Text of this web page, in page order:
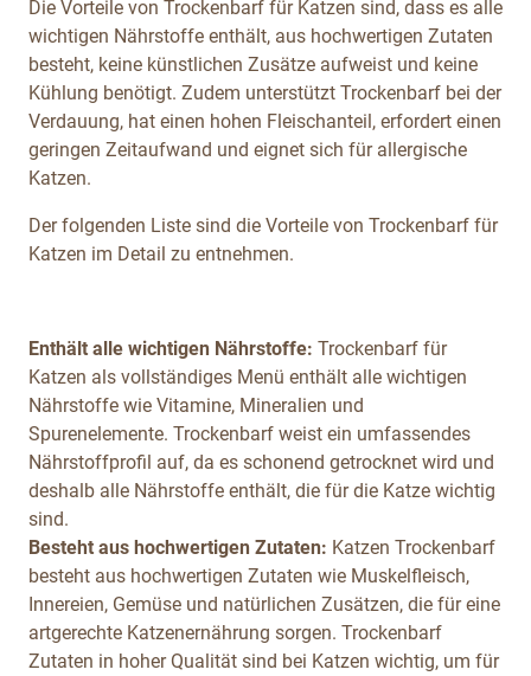
Die Vorteile von Trockenbarf für Katzen sind, dass es alle
wichtigen Nährstoffe enthält, aus hochwertigen Zutaten
besteht, keine künstlichen Zusätze aufweist und keine
Kühlung benötigt. Zudem unterstützt Trockenbarf bei der
Verdauung, hat einen hohen Fleischanteil, erfordert einen
geringen Zeitaufwand und eignet sich für allergische
Katzen.
Der folgenden Liste sind die Vorteile von Trockenbarf für
Katzen im Detail zu entnehmen.
Enthält alle wichtigen Nährstoffe: Trockenbarf für
Katzen als vollständiges Menü enthält alle wichtigen
Nährstoffe wie Vitamine, Mineralien und
Spurenelemente. Trockenbarf weist ein umfassendes
Nährstoffprofil auf, da es schonend getrocknet wird und
deshalb alle Nährstoffe enthält, die für die Katze wichtig
sind.
Besteht aus hochwertigen Zutaten: Katzen Trockenbarf
besteht aus hochwertigen Zutaten wie Muskelfleisch,
Innereien, Gemüse und natürlichen Zusätzen, die für eine
artgerechte Katzenernährung sorgen. Trockenbarf
Zutaten in hoher Qualität sind bei Katzen wichtig, um für